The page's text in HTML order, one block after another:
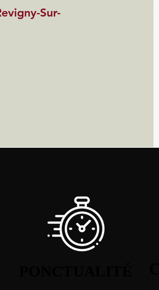
Sur-